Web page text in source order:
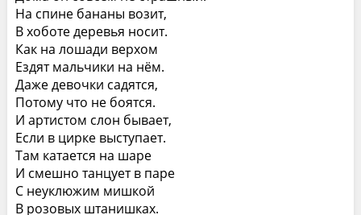
На спине бананы возит,
В хоботе деревья носит.
Как на лошади верхом
Ездят мальчики на нём.
Даже девочки садятся,
Потому что не боятся.
И артистом слон бывает,
Если в цирке выступает.
Там катается на шаре
И смешно танцует в паре
С неуклюжим мишкой
В розовых штанишках.